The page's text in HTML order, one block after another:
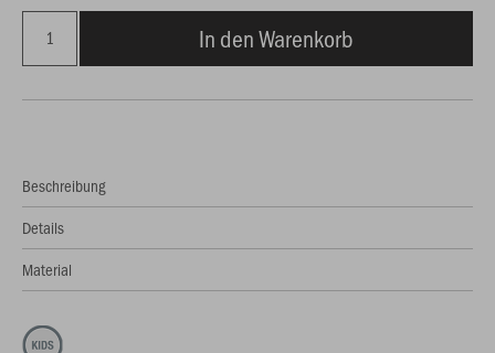
In den Warenkorb
Beschreibung
Details
Material